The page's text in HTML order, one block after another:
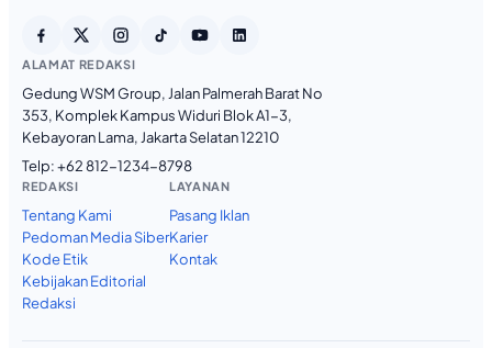
ALAMAT REDAKSI
Gedung WSM Group, Jalan Palmerah Barat No
353, Komplek Kampus Widuri Blok A1-3,
Kebayoran Lama, Jakarta Selatan 12210
Telp:+62 812-1234-8798
REDAKSI
Tentang Kami
Pedoman Media Siber
Kode Etik
Kebijakan Editorial
Redaksi
LAYANAN
Pasang Iklan
Karier
Kontak